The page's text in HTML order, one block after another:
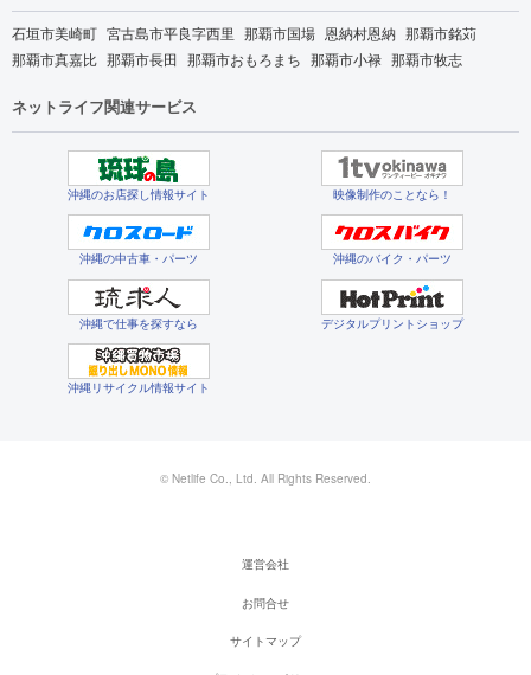
石垣市美崎町 宮古島市平良字西里 那覇市国場 恩納村恩納 那覇市銘苅
那覇市真嘉比 那覇市長田 那覇市おもろまち 那覇市小禄 那覇市牧志
ネットライフ関連サービス
沖縄のお店探し情報サイト 映像制作のことなら！
沖縄の中古車・パーツ 沖縄のバイク・パーツ
沖縄で仕事を探すなら デジタルプリントショップ
沖縄リサイクル情報サイト
© Netlife Co., Ltd. All Rights Reserved.
運営会社
お問合せ
サイトマップ